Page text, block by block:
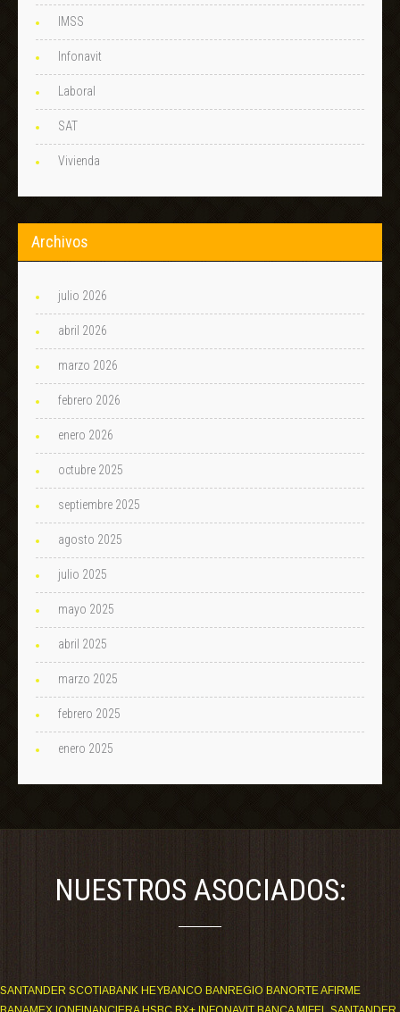
IMSS
Infonavit
Laboral
SAT
Vivienda
Archivos
julio 2026
abril 2026
marzo 2026
febrero 2026
enero 2026
octubre 2025
septiembre 2025
agosto 2025
julio 2025
mayo 2025
abril 2025
marzo 2025
febrero 2025
enero 2025
NUESTROS ASOCIADOS:
SANTANDER SCOTIABANK HEYBANCO BANREGIO BANORTE AFIRME